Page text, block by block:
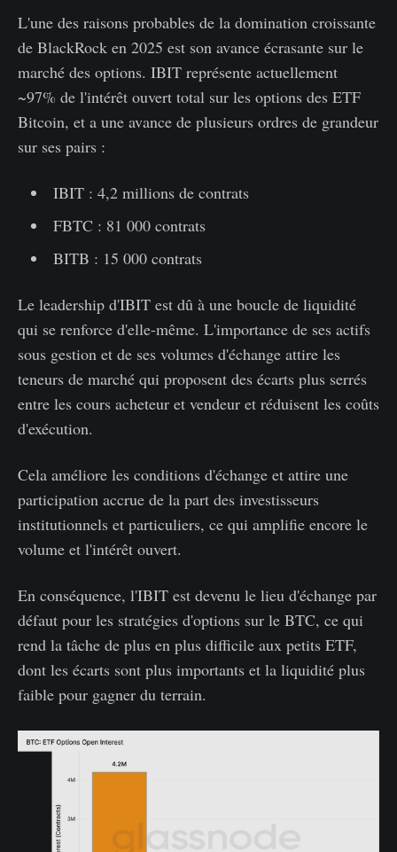
L'une des raisons probables de la domination croissante
de BlackRock en 2025 est son avance écrasante sur le
marché des options. IBIT représente actuellement
~97% de l'intérêt ouvert total sur les options des ETF
Bitcoin, et a une avance de plusieurs ordres de grandeur
sur ses pairs :
IBIT : 4,2 millions de contrats
FBTC : 81 000 contrats
BITB : 15 000 contrats
Le leadership d'IBIT est dû à une boucle de liquidité
qui se renforce d'elle-même. L'importance de ses actifs
sous gestion et de ses volumes d'échange attire les
teneurs de marché qui proposent des écarts plus serrés
entre les cours acheteur et vendeur et réduisent les coûts
d'exécution.
Cela améliore les conditions d'échange et attire une
participation accrue de la part des investisseurs
institutionnels et particuliers, ce qui amplifie encore le
volume et l'intérêt ouvert.
En conséquence, l'IBIT est devenu le lieu d'échange par
défaut pour les stratégies d'options sur le BTC, ce qui
rend la tâche de plus en plus difficile aux petits ETF,
dont les écarts sont plus importants et la liquidité plus
faible pour gagner du terrain.